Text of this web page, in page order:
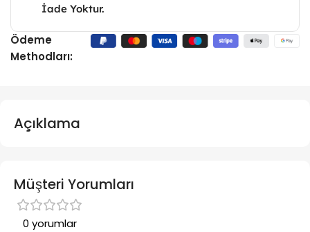
İade Yoktur.
Ödeme
Methodları:
Açıklama
Müşteri Yorumları
0 yorumlar